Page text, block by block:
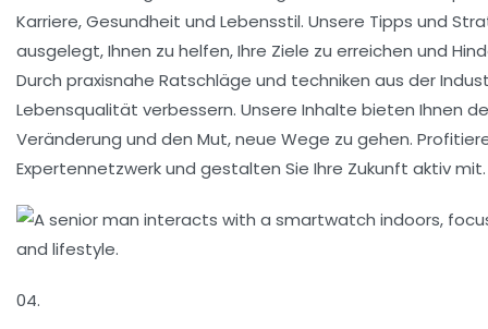
Karriere, Gesundheit und Lebensstil. Unsere Tipps und
ausgelegt, Ihnen zu helfen, Ihre Ziele zu erreichen und
Durch praxisnahe Ratschläge und techniken aus der
Lebensqualität verbessern. Unsere Inhalte bieten Ihnen
Veränderung und den Mut, neue Wege zu gehen.
Expertennetzwerk und gestalten Sie Ihre Zukunft aktiv mit.
04.